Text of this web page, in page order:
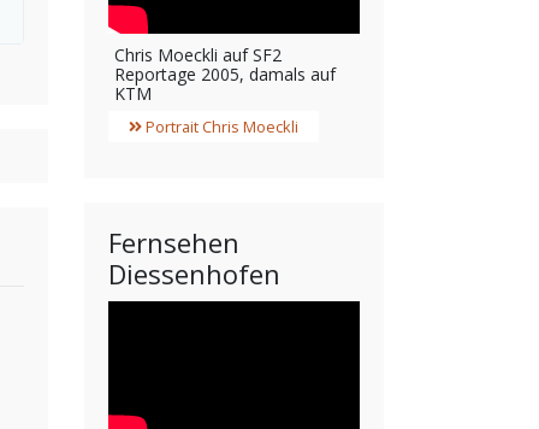
Chris Moeckli auf SF2
Reportage 2005, damals auf
KTM
Portrait Chris Moeckli
Fernsehen
Diessenhofen